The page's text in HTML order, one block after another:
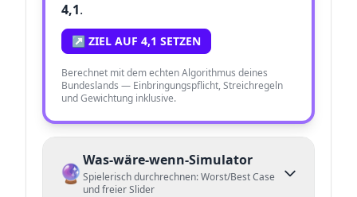
4,1.
↗ ZIEL AUF 4,1 SETZEN
Berechnet mit dem echten Algorithmus deines
Bundeslands — Einbringungspflicht, Streichregeln
und Gewichtung inklusive.
🔮Was-wäre-wenn-Simulator
Spielerisch durchrechnen: Worst/Best Case
und freier Slider